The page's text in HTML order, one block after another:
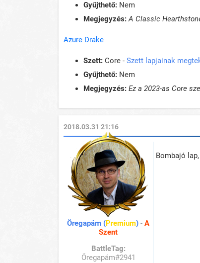
Gyűjthető: Nem
Megjegyzés: A Classic
Azure Drake
Szett: Core - Szett lapjainak
Gyűjthető: Nem
Megjegyzés: Ez a 2023-as Core
2018.03.31 21:16
Öregapám (Premium) - A
Szent
BattleTag:
Öregapám#2941
Bombajó